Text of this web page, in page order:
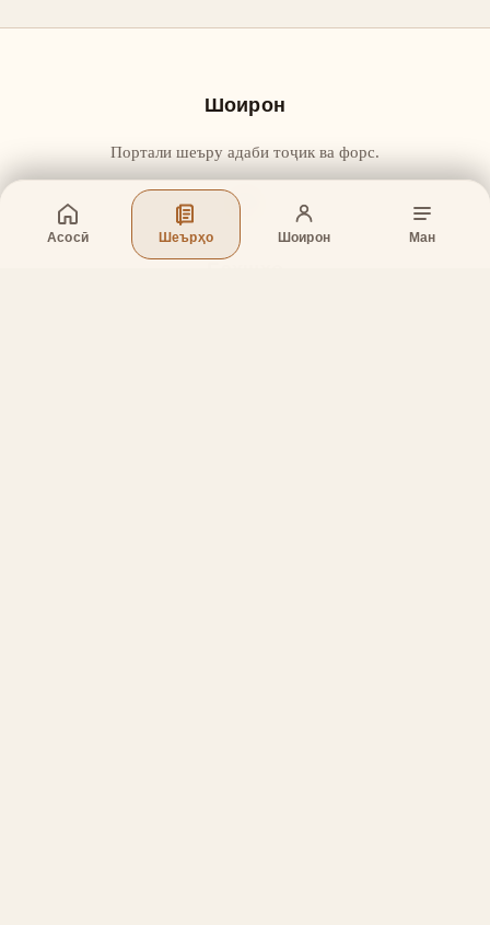
Асосӣ Шеърҳо Шоирон Ман
Шоирон
Портали шеъру адаби тоҷик ва форс.